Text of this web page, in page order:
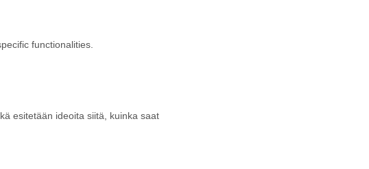
functionalities.
esitetään ideoita siitä, kuinka saat